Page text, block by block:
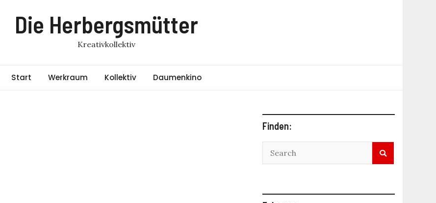
Die Herbergsmütter
Kreativkollektiv
Start Werkraum Kollektiv Daumenkino
Finden: